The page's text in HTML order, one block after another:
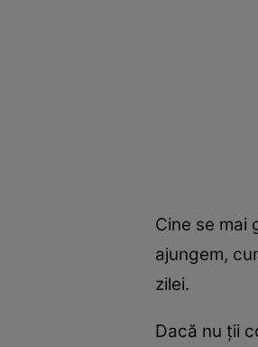
Cine se mai
ajungem,
zilei.
Dacă nu ţii